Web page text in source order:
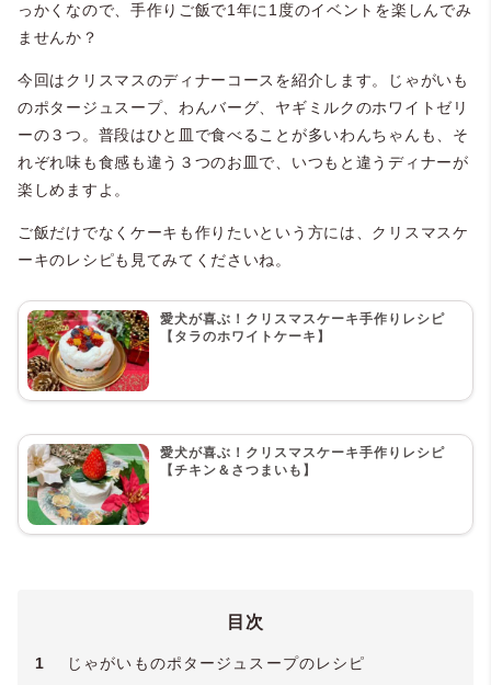
っかくなので、手作りご飯で1年に1度のイベントを楽しんでみ
ませんか？
今回はクリスマスのディナーコースを紹介します。じゃがいも
のポタージュスープ、わんバーグ、ヤギミルクのホワイトゼリ
ーの３つ。普段はひと皿で食べることが多いわんちゃんも、そ
れぞれ味も食感も違う３つのお皿で、いつもと違うディナーが
楽しめますよ。
ご飯だけでなくケーキも作りたいという方には、クリスマスケ
ーキのレシピも見てみてくださいね。
愛犬が喜ぶ！クリスマスケーキ手作りレシピ
【タラのホワイトケーキ】
愛犬が喜ぶ！クリスマスケーキ手作りレシピ
【チキン＆さつまいも】
目次
1
じゃがいものポタージュスープのレシピ